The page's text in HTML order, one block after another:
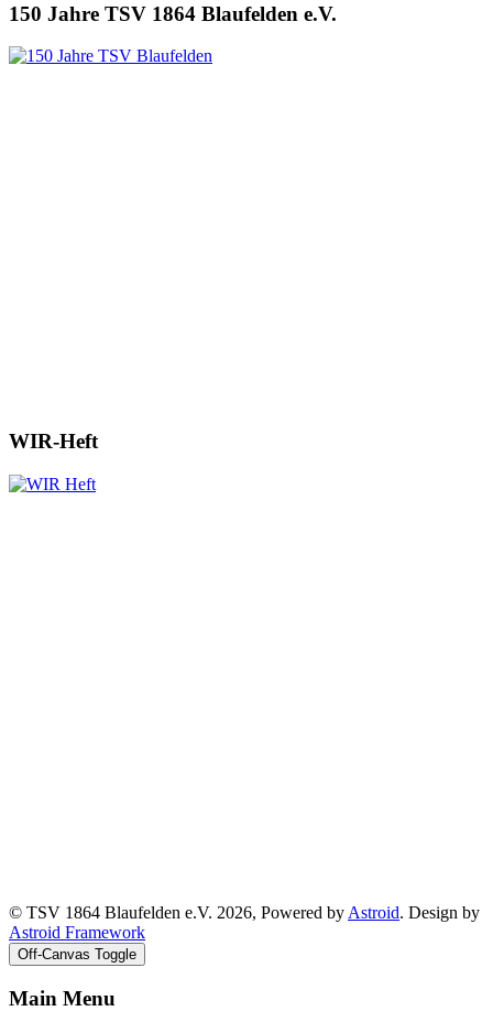
150 Jahre TSV 1864 Blaufelden e.V.
WIR-Heft
© TSV 1864 Blaufelden e.V. 2026, Powered by Astroid. Design by
Astroid Framework
Off-Canvas Toggle
Main Menu